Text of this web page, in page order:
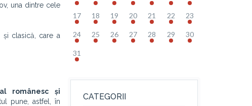
una dintre cele
clasică, care a
românesc și
pune, astfel, în
17 18 19 20 21 22 23
24 25 26 27 28 29 30
31
CATEGORII